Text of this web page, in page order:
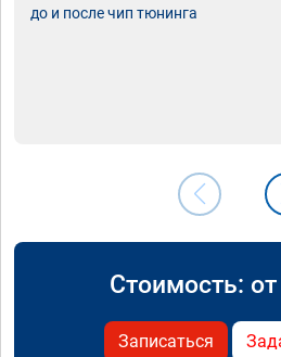
до и после чип тюнинга
Стоимость: от
Записаться